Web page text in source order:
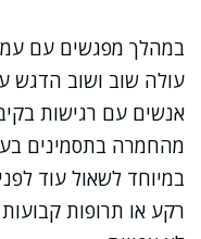
במהלך מפגשים עם
עולה שוב ושוב הדגש
אנשים עם רגישות
מהחמרה בתסמינים
במיוחד לשאול עוד
רקע או תרופות